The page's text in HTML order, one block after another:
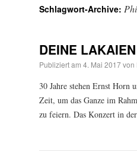
Schlagwort-Archive:
DEINE
Publiziert am 4. Mai 2017von
30 Jahre stehen Ernst Horn
Zeit, um das Ganze im
zu feiern. Das Konzert in